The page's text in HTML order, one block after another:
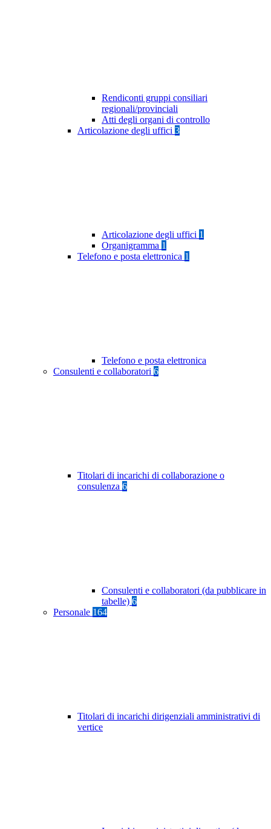
Rendiconti gruppi consiliari
regionali/provinciali
Atti degli organi di controllo
Articolazione degli uffici 3
Articolazione degli uffici 1
Organigramma 1
Telefono e posta elettronica 1
Telefono e posta elettronica
Consulenti e collaboratori 6
Titolari di incarichi di collaborazione o
consulenza 6
Consulenti e collaboratori (da pubblicare in
tabelle) 6
Personale 164
Titolari di incarichi dirigenziali amministrativi di
vertice